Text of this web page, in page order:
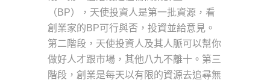
（BP），天使投資人是第一批資源，看
創業家的BP可行與否，投資並給意見。
第二階段，天使投資人及其人脈可以幫你
做好人才跟市場，其他八九不離十。第三
階段，創業是每天以有限的資源去追尋無